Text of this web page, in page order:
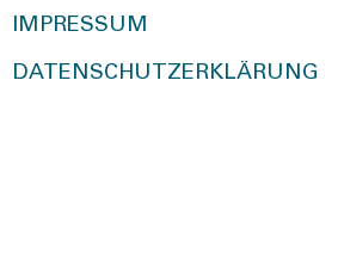
IMPRESSUM
DATENSCHUTZERKLÄRUNG